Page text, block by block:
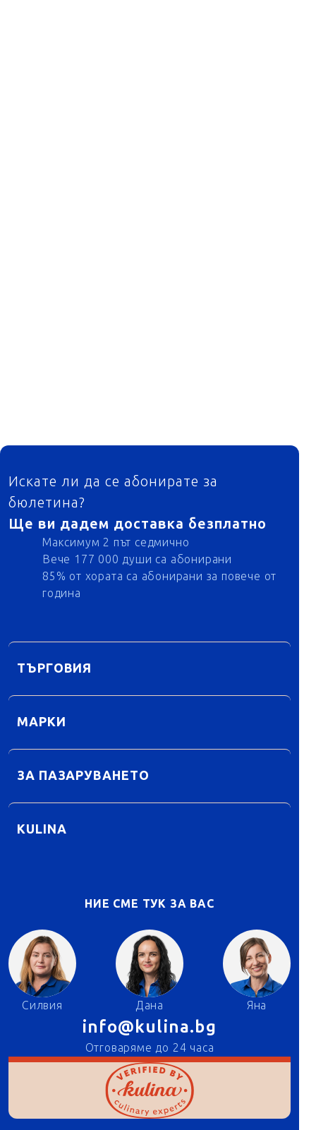
ФУТЕР
Искате ли да се абонирате за
бюлетина?
Ще ви дадем доставка безплатно
Максимум 2 път седмично
Вече 177 000 души са абонирани
85% от хората са абонирани за повече от
година
ТЪРГОВИЯ
МАРКИ
ЗА ПАЗАРУВАНЕТО
KULINA
НИЕ СМЕ ТУК ЗА ВАС
Силвия Дана Яна
info@kulina.bg
Отговаряме до 24 часа